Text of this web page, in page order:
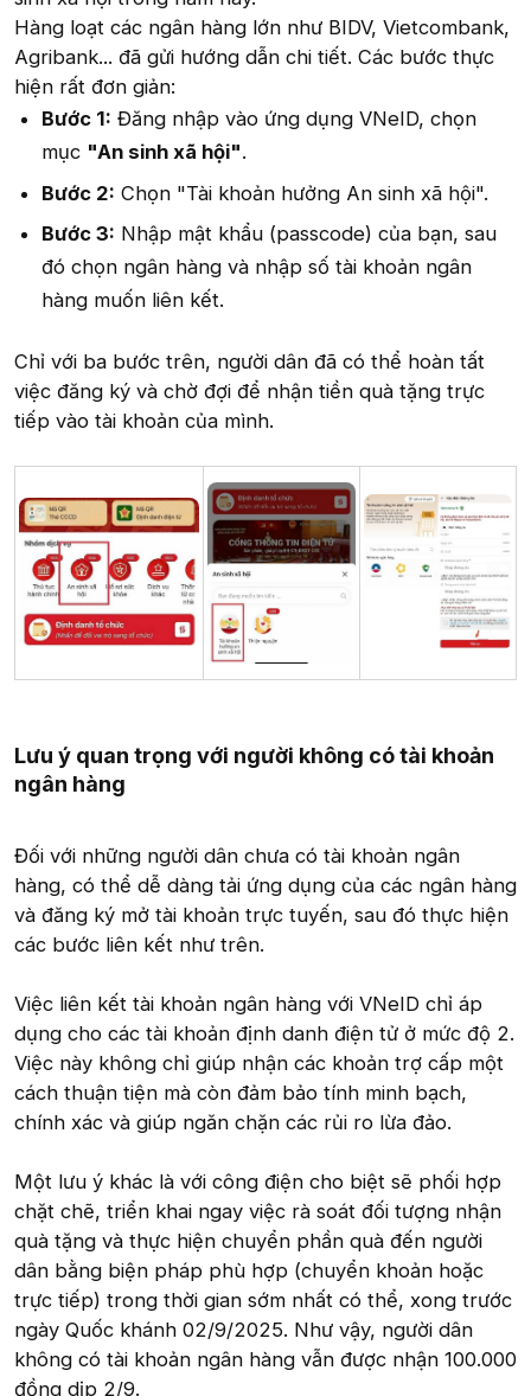
Hàng loạt các ngân hàng lớn như BIDV, Vietcombank,
Agribank... đã gửi hướng dẫn chi tiết. Các bước thực
hiện rất đơn giản:
Bước 1: Đăng nhập vào ứng dụng VNeID, chọn
mục "An sinh xã hội".
Bước 2: Chọn "Tài khoản hưởng An sinh xã hội".
Bước 3: Nhập mật khẩu (passcode) của bạn, sau
đó chọn ngân hàng và nhập số tài khoản ngân
hàng muốn liên kết.
Chỉ với ba bước trên, người dân đã có thể hoàn tất
việc đăng ký và chờ đợi để nhận tiền quà tặng trực
tiếp vào tài khoản của mình.
Lưu ý quan trọng với người không có tài khoản
ngân hàng
Đối với những người dân chưa có tài khoản ngân
hàng, có thể dễ dàng tải ứng dụng của các ngân hàng
và đăng ký mở tài khoản trực tuyến, sau đó thực hiện
các bước liên kết như trên.
Việc liên kết tài khoản ngân hàng với VNeID chỉ áp
dụng cho các tài khoản định danh điện tử ở mức độ 2.
Việc này không chỉ giúp nhận các khoản trợ cấp một
cách thuận tiện mà còn đảm bảo tính minh bạch,
chính xác và giúp ngăn chặn các rủi ro lừa đảo.
Một lưu ý khác là với công điện cho biệt sẽ phối hợp
chặt chẽ, triển khai ngay việc rà soát đối tượng nhận
quà tặng và thực hiện chuyển phần quà đến người
dân bằng biện pháp phù hợp (chuyển khoản hoặc
trực tiếp) trong thời gian sớm nhất có thể, xong trước
ngày Quốc khánh 02/9/2025. Như vậy, người dân
không có tài khoản ngân hàng vẫn được nhận 100.000
đồng dịp 2/9.